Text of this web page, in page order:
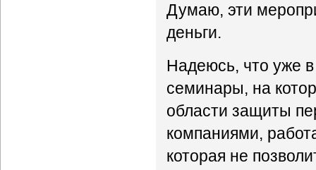
Думаю, эти
деньги.
Надеюсь, что уже
семинары, на
области защиты
компаниями,
которая не